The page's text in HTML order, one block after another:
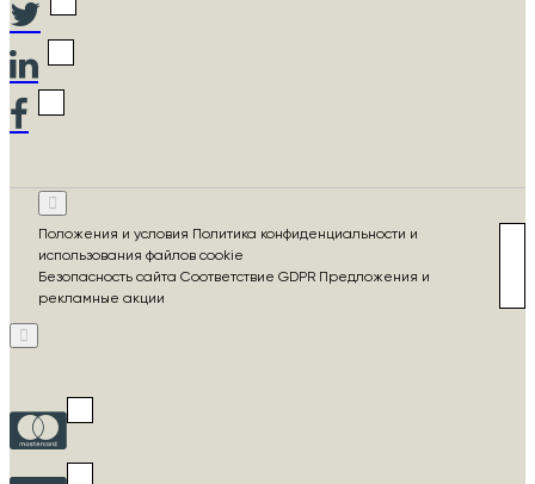
Положения и условия Политика конфиденциальности и
использования файлов cookie
Безопасность сайта Соответствие GDPR Предложения и
рекламные акции